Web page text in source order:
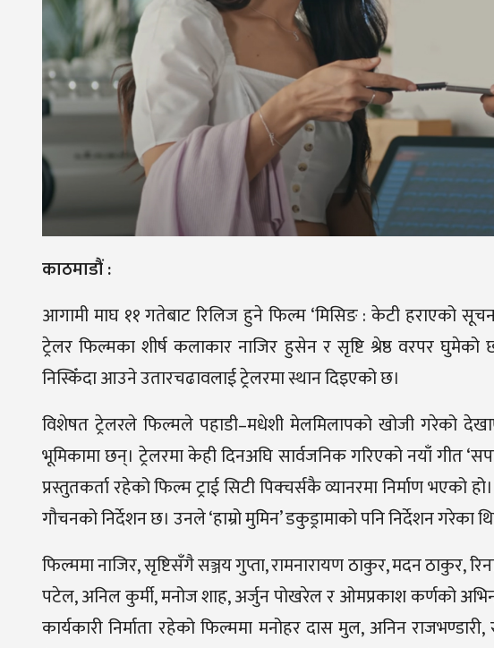
काठमाडौं :
आगामी माघ ११ गतेबाट रिलिज हुने फिल्म ‘मिसिङ : केटी हराएको
ट्रेलर फिल्मका शीर्ष कलाकार नाजिर हुसेन र सृष्टि श्रेष्ठ वरपर घुमेको
निस्किँदा आउने उतारचढावलाई ट्रेलरमा स्थान दिइएको छ।
विशेषत ट्रेलरले फिल्मले पहाडी–मधेशी मेलमिलापको खोजी गरेको
भूमिकामा छन्। ट्रेलरमा केही दिनअघि सार्वजनिक गरिएको नयाँ गीत
प्रस्तुतकर्ता रहेको फिल्म ट्राई सिटी पिक्चर्सकै व्यानरमा निर्माण भएको
गौचनको निर्देशन छ। उनले ‘हाम्रो मुमिन’ डकुड्रामाको पनि निर्देशन
फिल्ममा नाजिर, सृष्टिसँगै सञ्जय गुप्ता, रामनारायण ठाकुर, मदन ठाकुर,
पटेल, अनिल कुर्मी, मनोज शाह, अर्जुन पोखरेल र ओमप्रकाश कर्णको
कार्यकारी निर्माता रहेको फिल्ममा मनोहर दास मुल, अनिन राजभण्डारी,